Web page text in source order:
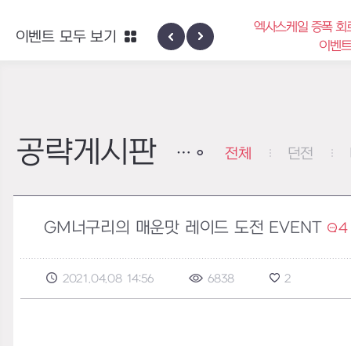
블론
엑사스케일 증폭 회로 보급 터미널
이벤트
이벤트 모두 보기
공략게시판 전체 던전
GM너구리의 매운맛 레이드 도전 EVENT 4
2021.04.08 14:56 6838 2